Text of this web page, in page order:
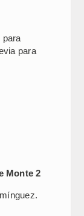
para
para
Monte 2